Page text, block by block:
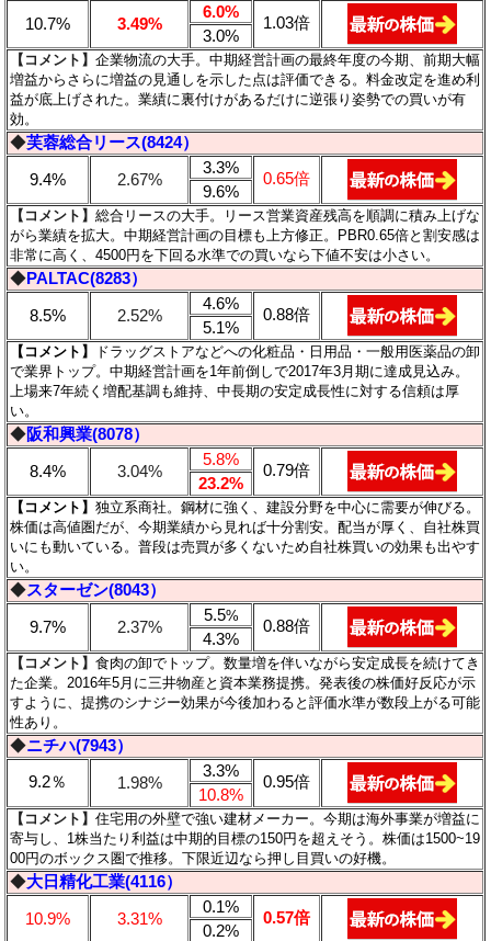
10.7%
3.49%
6.0%
1.03倍
3.0%
【コメント】企業物流の大手。中期経営計画の最終年度の今期、前期大幅
増益からさらに増益の見通しを示した点は評価できる。料金改定を進め利
益が底上げされた。業績に裏付けがあるだけに逆張り姿勢での買いが有
効。
◆芙蓉総合リース(8424）
9.4%
2.67%
3.3%
0.65倍
9.6%
【コメント】総合リースの大手。リース営業資産残高を順調に積み上げな
がら業績を拡大。中期経営計画の目標も上方修正。PBR0.65倍と割安感は
非常に高く、4500円を下回る水準での買いなら下値不安は小さい。
◆PALTAC(8283）
8.5%
2.52%
4.6%
0.88倍
5.1%
【コメント】
ドラッグストアなどへの化粧品・日用品・一般用医薬品の卸
で業界トップ。中期経営計画を1年前倒しで2017年3月期に達成見込み。
上場来7年続く増配基調も維持、中長期の安定成長性に対する信頼は厚
い。
◆阪和興業(8078）
8.4%
3.04%
5.8%
0.79倍
23.2%
【コメント】独立系商社。鋼材に強く、建設分野を中心に需要が伸びる。
株価は高値圏だが、今期業績から見れば十分割安。配当が厚く、自社株買
いにも動いている。普段は売買が多くないため自社株買いの効果も出やす
い。
◆スターゼン(8043）
9.7%
2.37%
5.5%
0.88倍
4.3%
【コメント】食肉の卸でトップ。数量増を伴いながら安定成長を続けてき
た企業。2016年5月に三井物産と資本業務提携。発表後の株価好反応が示
すように、提携のシナジー効果が今後加わると評価水準が数段上がる可能
性あり。
◆ニチハ(7943）
9.2％
1.98%
3.3%
0.95倍
10.8%
【コメント】住宅用の外壁で強い建材メーカー。今期は海外事業が増益に
寄与し、1株当たり利益は中期的目標の150円を超えそう。株価は1500~19
00円のボックス圏で推移。下限近辺なら押し目買いの好機。
◆大日精化工業(4116）
10.9%
3.31%
0.1%
0.57倍
0.2%